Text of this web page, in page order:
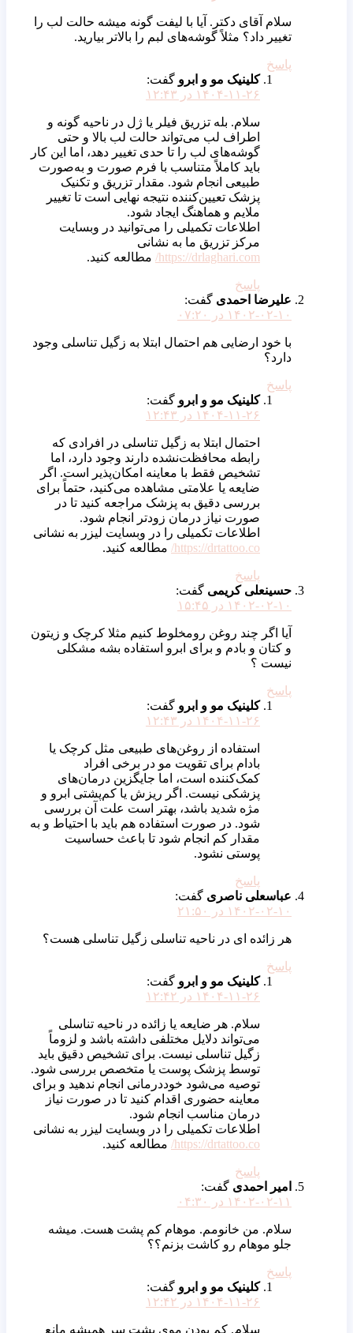
سلام آقای دکتر. آیا با لیفت گونه میشه حالت لب را
تغییر داد؟ مثلاً گوشه‌های لبم را بالاتر بیارید.
پاسخ
کلینیک مو و ابرو گفت:
۱۴۰۴-۱۱-۲۶ در ۱۲:۴۳
سلام. بله تزریق فیلر یا ژل در ناحیه گونه و
اطراف لب می‌تواند حالت لب بالا و حتی
گوشه‌های لب را تا حدی تغییر دهد، اما این کار
باید کاملاً متناسب با فرم صورت و به‌صورت
طبیعی انجام شود. مقدار تزریق و تکنیک
پزشک تعیین‌کننده نتیجه نهایی است تا تغییر
ملایم و هماهنگ ایجاد شود.
اطلاعات تکمیلی را می‌توانید در وبسایت
مرکز تزریق ما به نشانی
https://drlaghari.com/ مطالعه کنید.
پاسخ
علیرضا احمدی گفت:
۱۴۰۲-۰۲-۱۰ در ۰۷:۲۰
با خود ارضایی هم احتمال ابتلا به زگیل تناسلی وجود
دارد؟
پاسخ
کلینیک مو و ابرو گفت:
۱۴۰۴-۱۱-۲۶ در ۱۲:۴۳
احتمال ابتلا به زگیل تناسلی در افرادی که
رابطه محافظت‌نشده دارند وجود دارد، اما
تشخیص فقط با معاینه امکان‌پذیر است. اگر
ضایعه یا علامتی مشاهده می‌کنید، حتماً برای
بررسی دقیق به پزشک مراجعه کنید تا در
صورت نیاز درمان زودتر انجام شود.
اطلاعات تکمیلی را در وبسایت لیزر به نشانی
https://drtattoo.co/ مطالعه کنید.
پاسخ
حسینعلی کریمی گفت:
۱۴۰۲-۰۲-۱۰ در ۱۵:۴۵
آیا اگر چند روغن رو‌مخلوط کنیم مثلا کرچک و زیتون
و کتان و بادم و برای ابرو استفاده بشه مشکلی
نیست ؟
پاسخ
کلینیک مو و ابرو گفت:
۱۴۰۴-۱۱-۲۶ در ۱۲:۴۳
استفاده از روغن‌های طبیعی مثل کرچک یا
بادام برای تقویت مو در برخی افراد
کمک‌کننده است، اما جایگزین درمان‌های
پزشکی نیست. اگر ریزش یا کم‌پشتی ابرو و
مژه شدید باشد، بهتر است علت آن بررسی
شود. در صورت استفاده هم باید با احتیاط و به
مقدار کم انجام شود تا باعث حساسیت
پوستی نشود.
پاسخ
عباسعلی ناصری گفت:
۱۴۰۲-۰۲-۱۰ در ۲۱:۵۰
هر زائده ای در ناحیه تناسلی زگیل تناسلی هست؟
پاسخ
کلینیک مو و ابرو گفت:
۱۴۰۴-۱۱-۲۶ در ۱۲:۴۲
سلام. هر ضایعه یا زائده در ناحیه تناسلی
می‌تواند دلایل مختلفی داشته باشد و لزوماً
زگیل تناسلی نیست. برای تشخیص دقیق باید
توسط پزشک پوست یا متخصص بررسی شود.
توصیه می‌شود خوددرمانی انجام ندهید و برای
معاینه حضوری اقدام کنید تا در صورت نیاز
درمان مناسب انجام شود.
اطلاعات تکمیلی را در وبسایت لیزر به نشانی
https://drtattoo.co/ مطالعه کنید.
پاسخ
امیر احمدی گفت:
۱۴۰۲-۰۲-۱۱ در ۰۴:۳۰
سلام. من خانومم. موهام کم پشت هست. میشه
جلو موهام رو کاشت بزنم؟؟
پاسخ
کلینیک مو و ابرو گفت:
۱۴۰۴-۱۱-۲۶ در ۱۲:۴۲
سلام. کم بودن موی پشت سر همیشه مانع